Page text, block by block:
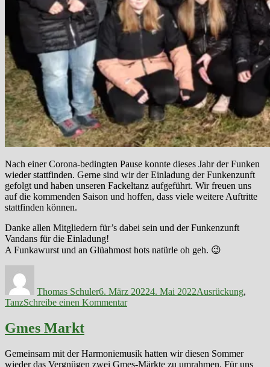
Nach einer Corona-bedingten Pause konnte dieses Jahr der Funken
wieder stattfinden. Gerne sind wir der Einladung der Funkenzunft
gefolgt und haben unseren Fackeltanz aufgeführt. Wir freuen uns
auf die kommenden Saison und hoffen, dass viele weitere Auftritte
stattfinden können.
Danke allen Mitgliedern für’s dabei sein und der Funkenzunft
Vandans für die Einladung!
A Funkawurst und an Glüahmost hots natürle oh geh. 😉
Thomas Schuler6. März 20224. Mai 2022Ausrückung,
TanzSchreibe einen Kommentarzu
Gmes Markt
Gemeinsam mit der Harmoniemusik hatten wir diesen Sommer
wieder das Vergnügen zwei Gmes-Märkte zu umrahmen. Für uns